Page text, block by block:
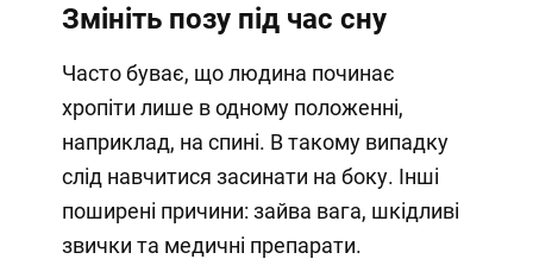
Змініть позу під час сну
Часто буває, що людина починає
хропіти лише в одному положенні,
наприклад, на спині. В такому випадку
слід навчитися засинати на боку. Інші
поширені причини: зайва вага, шкідливі
звички та медичні препарати.